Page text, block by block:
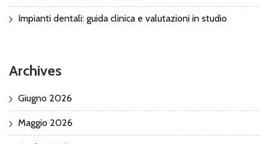
Impianti dentali: guida clinica e valutazioni in studio
Archives
Giugno 2026
Maggio 2026